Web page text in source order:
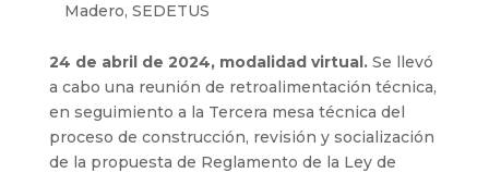
Madero, SEDETUS
24 de abril de 2024, modalidad virtual. Se llevó
a cabo una reunión de retroalimentación técnica,
en seguimiento a la Tercera mesa técnica del
proceso de construcción, revisión y socialización
de la propuesta de Reglamento de la Ley de